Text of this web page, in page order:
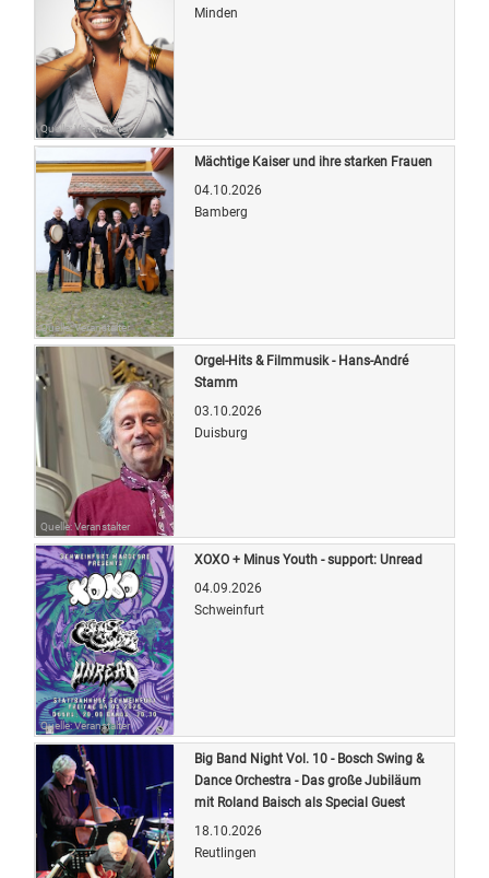
Quelle: Veranstalter
Minden
Quelle: Veranstalter
Mächtige Kaiser und ihre starken Frauen
04.10.2026
Bamberg
Quelle: Veranstalter
Orgel-Hits & Filmmusik - Hans-André
Stamm
03.10.2026
Duisburg
Quelle: Veranstalter
XOXO + Minus Youth - support: Unread
04.09.2026
Schweinfurt
Big Band Night Vol. 10 - Bosch Swing &
Dance Orchestra - Das große Jubiläum
mit Roland Baisch als Special Guest
18.10.2026
Reutlingen